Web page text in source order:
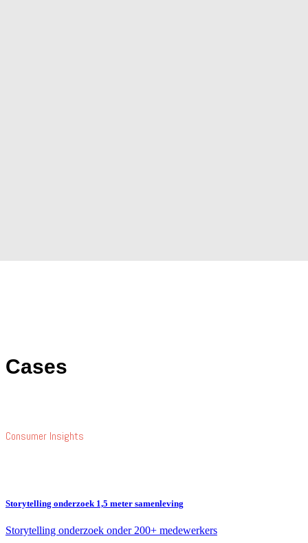
Cases
Consumer Insights
Storytelling onderzoek 1,5 meter samenleving
Storytelling onderzoek onder 200+ medewerkers